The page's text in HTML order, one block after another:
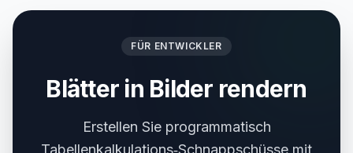
FÜR ENTWICKLER
Blätter in Bilder rendern
Erstellen Sie programmatisch
Tabellenkalkulations‑Schnappschüsse mit